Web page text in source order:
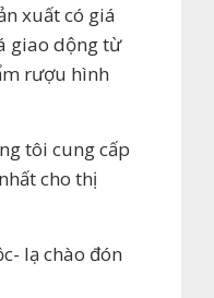
xuất có giá
giao dộng từ
rượu hình
tôi cung cấp
cho thị
lạ chào đón